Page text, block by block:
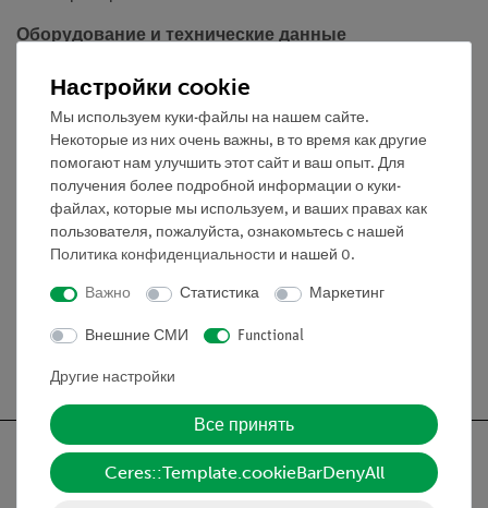
Оборудование и технические данные
Скорость: 3 000 об/мин
Необходимое оборудование
Центрифужная пробирка: содержимое 15 мл,
коническая, без градуировки (арт. 65973-10)
Принадлежности
Настройки cookie
Мы используем куки-файлы на нашем сайте.
Некоторые из них очень важны, в то время как другие
помогают нам улучшить этот сайт и ваш опыт. Для
получения более подробной информации о куки-
файлах, которые мы используем, и ваших правах как
пользователя, пожалуйста, ознакомьтесь с нашей
Политика конфиденциальности и нашей 0.
Важно Статистика Маркетинг
Внешние СМИ Functional
Другие настройки
Все принять
Ceres::Template.cookieBarDenyAll